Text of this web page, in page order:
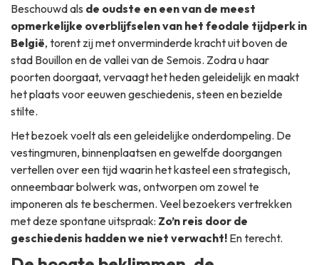
Beschouwd als de oudste en een van de meest
opmerkelijke overblijfselen van het feodale tijdperk in
België, torent zij met onverminderde kracht uit boven de
stad Bouillon en de vallei van de Semois. Zodra u haar
poorten doorgaat, vervaagt het heden geleidelijk en maakt
het plaats voor eeuwen geschiedenis, steen en bezielde
stilte.
Het bezoek voelt als een geleidelijke onderdompeling. De
vestingmuren, binnenplaatsen en gewelfde doorgangen
vertellen over een tijd waarin het kasteel een strategisch,
onneembaar bolwerk was, ontworpen om zowel te
imponeren als te beschermen. Veel bezoekers vertrekken
met deze spontane uitspraak: Zo’n reis door de
geschiedenis hadden we niet verwacht! En terecht.